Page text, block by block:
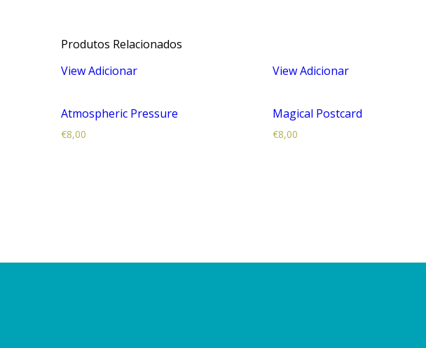
Produtos Relacionados
ViewAdicionar
Atmospheric Pressure
€8,00
View Adicionar
Magical Postcard
€8,00